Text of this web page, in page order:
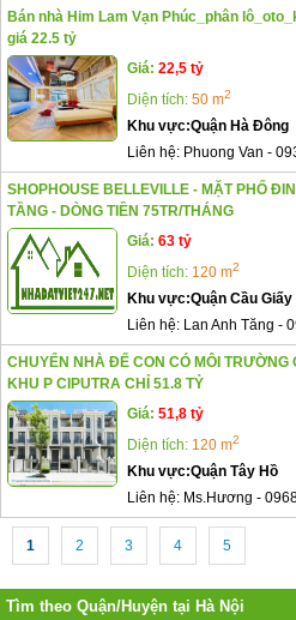
Bán nhà Him Lam Vạn Phúc_phân
giá 22.5 tỷ
Giá: 22,5 tỷ
Diện tích: 50 m2
Khu vực:Quận Hà Đông
Liên hệ: Phuong Van -
SHOPHOUSE BELLEVILLE - MẶT PHỐ
TẦNG - DÒNG TIỀN 75TR/THÁNG
Giá: 63 tỷ
Diện tích: 120 m2
Khu vực:Quận Cầu Giấy
Liên hệ: Lan Anh Tăng -
CHUYỂN NHÀ ĐỂ CON CÓ MÔI TRƯỜNG
KHU P CIPUTRA CHỈ 51.8 TỶ
Giá: 51,8 tỷ
Diện tích: 120 m2
Khu vực:Quận Tây Hồ
Liên hệ: Ms.Hương -
1 2 3 4 5
Tìm theo Quận/Huyện tại Hà Nội